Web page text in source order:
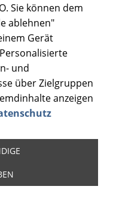
Sie können dem
ablehnen"
Gerät
und
über Zielgruppen
anzeigen